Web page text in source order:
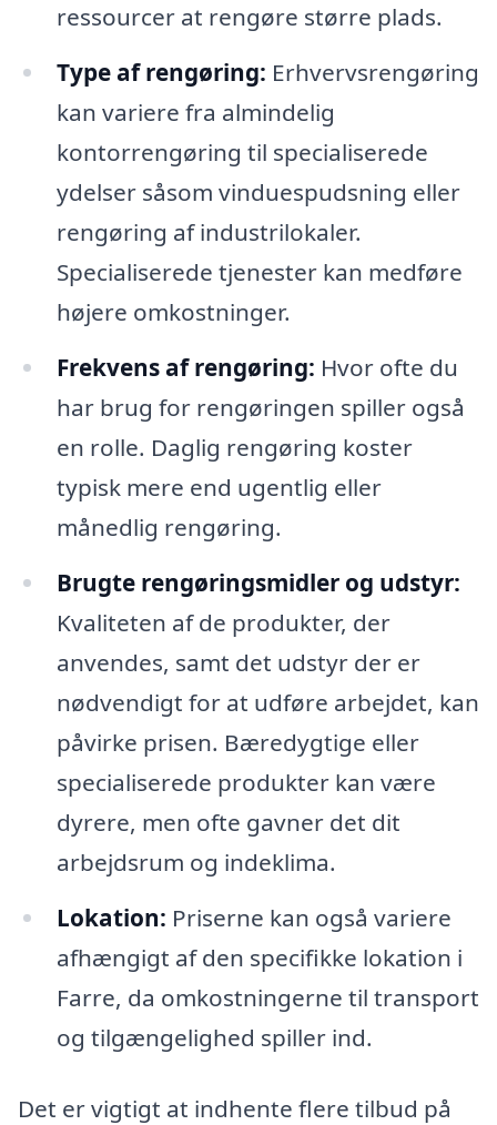
ressourcer at rengøre større plads.
Type af rengøring: Erhvervsrengøring
kan variere fra almindelig
kontorrengøring til specialiserede
ydelser såsom vinduespudsning eller
rengøring af industrilokaler.
Specialiserede tjenester kan medføre
højere omkostninger.
Frekvens af rengøring: Hvor ofte du
har brug for rengøringen spiller også
en rolle. Daglig rengøring koster
typisk mere end ugentlig eller
månedlig rengøring.
Brugte rengøringsmidler og udstyr:
Kvaliteten af de produkter, der
anvendes, samt det udstyr der er
nødvendigt for at udføre arbejdet, kan
påvirke prisen. Bæredygtige eller
specialiserede produkter kan være
dyrere, men ofte gavner det dit
arbejdsrum og indeklima.
Lokation: Priserne kan også variere
afhængigt af den specifikke lokation i
Farre, da omkostningerne til transport
og tilgængelighed spiller ind.
Det er vigtigt at indhente flere tilbud på